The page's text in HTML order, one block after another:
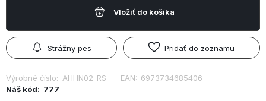
Vložiť do košíka
Strážny pes Pridať do zoznamu
Výrobné číslo: AHHN02-RS EAN: 6973734685406
Náš kód: 777